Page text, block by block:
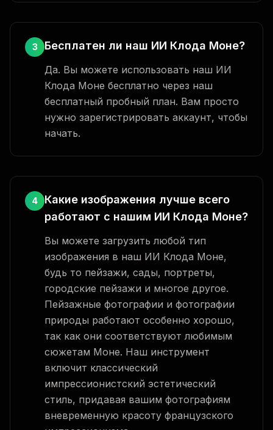
3 Бесплатен ли наш ИИ Клода Моне?
Да. Вы можете использовать наш ИИ
Клода Моне бесплатно через наш
бесплатный пробный план. Вам просто
нужно зарегистрировать аккаунт, чтобы
начать.
4
Какие изображения лучше всего
работают с нашим ИИ Клода Моне?
Вы можете загрузить любой тип
изображения в наш ИИ Клода Моне,
будь то пейзажи, сады, портреты,
городские пейзажи и многое другое.
Пейзажные фотографии и фотографии
природы работают особенно хорошо,
так как они соответствуют любимым
сюжетам Моне. Наш инструмент
включит классический
импрессионистский эстетический
стиль, придавая вашим фотографиям
вневременную красоту французского